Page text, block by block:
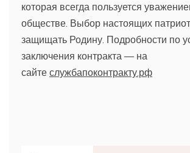
которая всегда пользуется
обществе. Выбор настоящих
защищать Родину. Подробности по
заключения контракта — на
сайте службапоконтракту.рф